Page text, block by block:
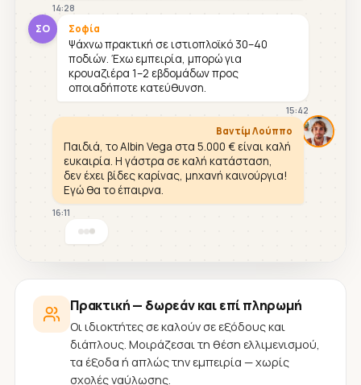
14:28
ΣΟ Σοφία
Ψάχνω πρακτική σε ιστιοπλοϊκό 30–40
ποδιών. Έχω εμπειρία, μπορώ για
κρουαζιέρα 1–2 εβδομάδων προς
οποιαδήποτε κατεύθυνση.
15:42
Βαντίμ Λούππο
Παιδιά, το Albin Vega στα 5.000 € είναι καλή
ευκαιρία. Η γάστρα σε καλή κατάσταση,
δεν έχει βίδες καρίνας, μηχανή καινούργια!
Εγώ θα το έπαιρνα.
16:11
Πρακτική — δωρεάν και επί πληρωμή
Οι ιδιοκτήτες σε καλούν σε εξόδους και
διάπλους. Μοιράζεσαι τη θέση ελλιμενισμού,
τα έξοδα ή απλώς την εμπειρία — χωρίς
σχολές ναύλωσης.